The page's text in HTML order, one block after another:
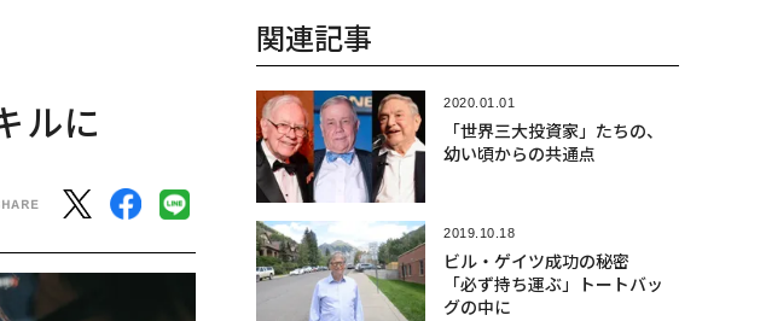
ルに
関連記事
2020.01.01
「世界三大投資家」たちの、
幼い頃からの共通点
2019.10.18
ビル・ゲイツ成功の秘密
「必ず持ち運ぶ」トートバッ
グの中に